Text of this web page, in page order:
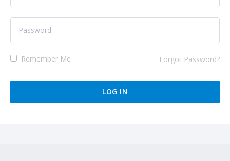
Remember Me Forgot Password?